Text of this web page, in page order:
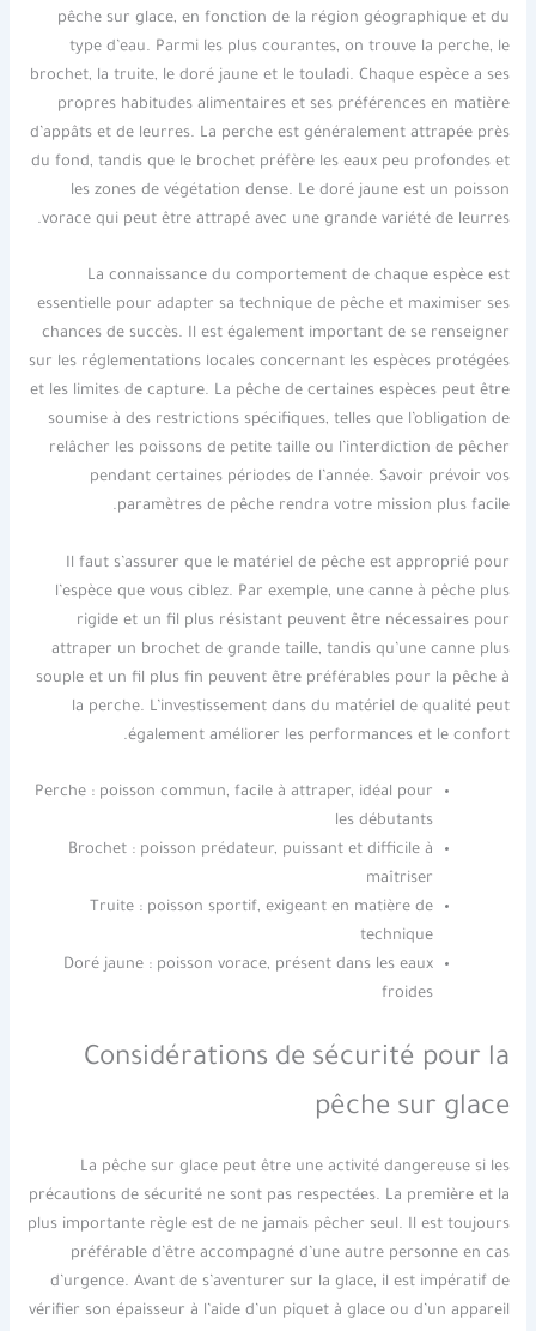
pêche sur glace, en fonction de la région géographique et du
type d’eau. Parmi les plus courantes, on trouve la perche, le
brochet, la truite, le doré jaune et le touladi. Chaque espèce a ses
propres habitudes alimentaires et ses préférences en matière
d’appâts et de leurres. La perche est généralement attrapée près
du fond, tandis que le brochet préfère les eaux peu profondes et
les zones de végétation dense. Le doré jaune est un poisson
vorace qui peut être attrapé avec une grande variété de leurres.
La connaissance du comportement de chaque espèce est
essentielle pour adapter sa technique de pêche et maximiser ses
chances de succès. Il est également important de se renseigner
sur les réglementations locales concernant les espèces protégées
et les limites de capture. La pêche de certaines espèces peut être
soumise à des restrictions spécifiques, telles que l’obligation de
relâcher les poissons de petite taille ou l’interdiction de pêcher
pendant certaines périodes de l’année. Savoir prévoir vos
paramètres de pêche rendra votre mission plus facile.
Il faut s’assurer que le matériel de pêche est approprié pour
l’espèce que vous ciblez. Par exemple, une canne à pêche plus
rigide et un fil plus résistant peuvent être nécessaires pour
attraper un brochet de grande taille, tandis qu’une canne plus
souple et un fil plus fin peuvent être préférables pour la pêche à
la perche. L’investissement dans du matériel de qualité peut
également améliorer les performances et le confort.
Perche : poisson commun, facile à attraper, idéal pour
les débutants
Brochet : poisson prédateur, puissant et difficile à
maîtriser
Truite : poisson sportif, exigeant en matière de
technique
Doré jaune : poisson vorace, présent dans les eaux
froides
Considérations de sécurité pour la
pêche sur glace
La pêche sur glace peut être une activité dangereuse si les
précautions de sécurité ne sont pas respectées. La première et la
plus importante règle est de ne jamais pêcher seul. Il est toujours
préférable d’être accompagné d’une autre personne en cas
d’urgence. Avant de s’aventurer sur la glace, il est impératif de
vérifier son épaisseur à l’aide d’un piquet à glace ou d’un appareil